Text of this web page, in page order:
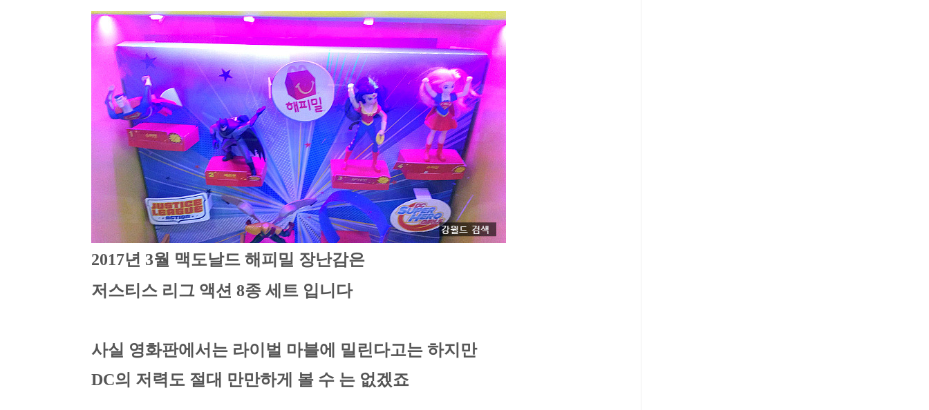
2017년 3월 맥도날드 해피밀 장난감은
저스티스 리그 액션 8종 세트 입니다
사실 영화판에서는 라이벌 마블에 밀린다고는 하지만
DC의 저력도 절대 만만하게 볼 수 는 없겠죠